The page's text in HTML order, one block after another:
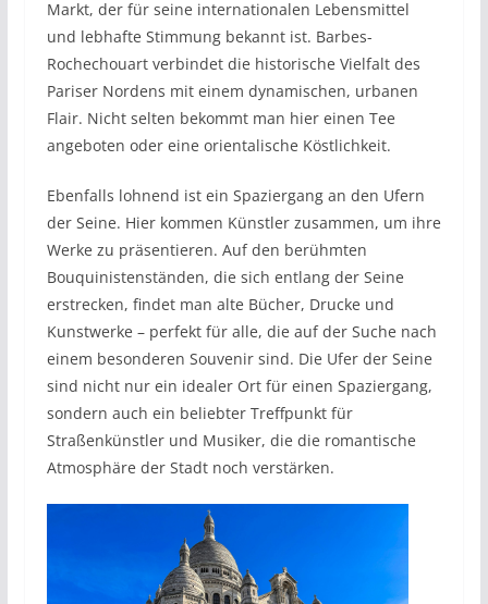
Markt, der für seine internationalen Lebensmittel
und lebhafte Stimmung bekannt ist. Barbes-
Rochechouart verbindet die historische Vielfalt des
Pariser Nordens mit einem dynamischen, urbanen
Flair. Nicht selten bekommt man hier einen Tee
angeboten oder eine orientalische Köstlichkeit.
Ebenfalls lohnend ist ein Spaziergang an den Ufern
der Seine. Hier kommen Künstler zusammen, um ihre
Werke zu präsentieren. Auf den berühmten
Bouquinistenständen, die sich entlang der Seine
erstrecken, findet man alte Bücher, Drucke und
Kunstwerke – perfekt für alle, die auf der Suche nach
einem besonderen Souvenir sind. Die Ufer der Seine
sind nicht nur ein idealer Ort für einen Spaziergang,
sondern auch ein beliebter Treffpunkt für
Straßenkünstler und Musiker, die die romantische
Atmosphäre der Stadt noch verstärken.